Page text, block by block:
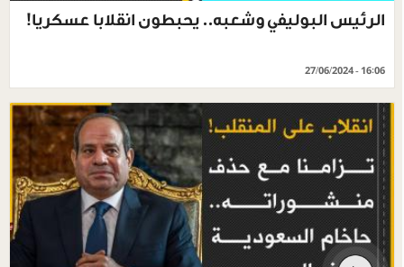
الرئيس البوليفي وشعبه.. يحبطون انقلابا عسكريا!
27/06/2024 - 16:06